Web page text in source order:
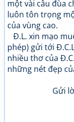
một vài câu đùa
luôn tôn trọng
của vùng cao.
Đ.L. xin mạo
phép) gửi tới
nhiều thơ của
những nét đẹp
Gửi lời